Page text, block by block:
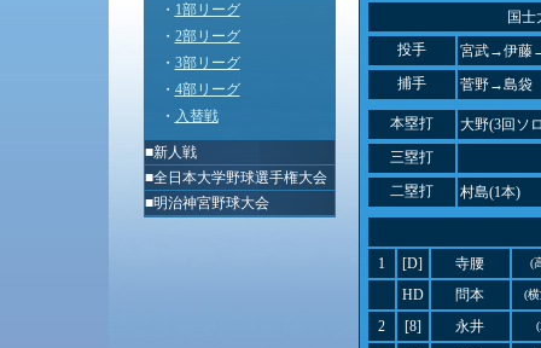
・ 1部リーグ
・ 2部リーグ
・ 3部リーグ
・ 4部リーグ
・ 入替戦
■新人戦
■全日本大学野球選手権大会
■明治神宮野球大会
国士
投手
宮武→伊藤
捕手
菅野→島袋
本塁打
大野(3回ソ
三塁打
二塁打
村島(1本)
1 [D] 寺腰 (
HD 問本 (
2 [8] 永井